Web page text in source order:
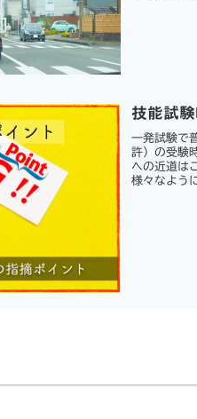
技能試
一発試験で
許）の受験
への近道は
様々なよう